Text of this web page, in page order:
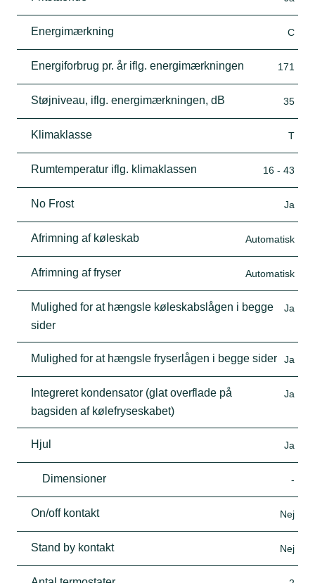
Energimærkning C
Energiforbrug pr. år iflg. energimærkningen 171
Støjniveau, iflg. energimærkningen, dB 35
Klimaklasse T
Rumtemperatur iflg. klimaklassen 16 - 43
No Frost Ja
Afrimning af køleskab Automatisk
Afrimning af fryser Automatisk
Mulighed for at hængsle køleskabslågen i begge
sider
Ja
Mulighed for at hængsle fryserlågen i begge sider Ja
Integreret kondensator (glat overflade på
bagsiden af kølefryseskabet)
Ja
Hjul Ja
Dimensioner -
On/off kontakt Nej
Stand by kontakt Nej